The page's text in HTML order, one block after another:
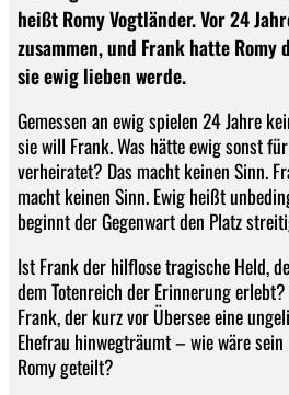
heißt Romy Vogtländer. Vor 24
zusammen, und Frank hatte Romy
sie ewig lieben werde.
Gemessen an ewig spielen 24 Jahre
sie will Frank. Was hätte ewig sonst
verheiratet? Das macht keinen Sinn.
macht keinen Sinn. Ewig heißt
beginnt der Gegenwart den Platz
Ist Frank der hilflose tragische Held,
dem Totenreich der Erinnerung
Frank, der kurz vor Übersee eine
Ehefrau hinwegträumt – wie wäre
Romy geteilt?